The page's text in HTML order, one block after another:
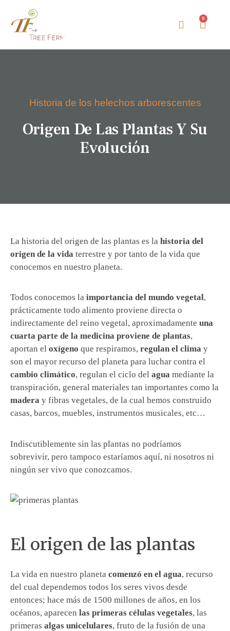
0
Historia de los helechos arborescentes
Origen De Las Plantas Y Su
Evolución
La historia del origen de las plantas es la historia del
origen de la vida terrestre y por tanto de la vida que
conocemos en nuestro planeta.
Todos conocemos la importancia del mundo vegetal,
prácticamente todo alimento proviene directa o
indirectamente del reino vegetal, aproximadamente una
cuarta parte de la medicina proviene de plantas,
aportan el oxígeno que respiramos, regulan el clima y
son el mayor recurso del planeta para luchar contra el
cambio climático, regulan el ciclo del agua mediante la
transpiración, general materiales tan importantes como la
madera y fibras vegetales, de la cual hemos construido
casas, barcos, muebles, instrumentos musicales, etc…
Indiscutiblemente sin las plantas no podríamos
sobrevivir, pero tampoco estaríamos aquí, ni nosotros ni
ningún ser vivo que conozcamos.
El origen de las plantas
La vida en nuestro planeta comenzó en el agua, recurso
del cual dependemos todos los seres vivos desde
entonces; hace más de 1500 millones de años, en los
océanos, aparecen las primeras células vegetales, las
primeras algas unicelulares, fruto de la fusión de una